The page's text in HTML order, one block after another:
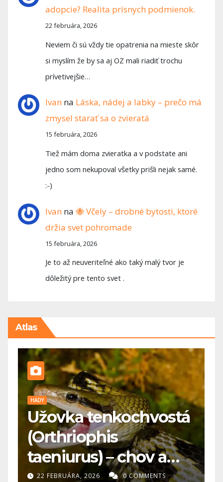
adopcie? Realita prísnych podmienok.
22 februára, 2026
Neviem či sú vždy tie opatrenia na mieste skôr
si myslím že by sa aj OZ mali riadiť trochu
prívetivejšie…
Ivan na Láska, nádej a labky – prečo má
zmysel starať sa o zvieratá
15 februára, 2026
Tiež mám doma zvieratka a v podstate ani
jedno som nekupoval všetky prišli nejak samé.
:-)
Ivan na🐝 Včely – drobné bytosti, ktoré
držia svet pohromade
15 februára, 2026
Je to až neuveriteľné ako taký malý tvor je
dôležitý pre tento svet .
Atlas
PES
🐕 Maďarská vyžla: pre
koho je vhodná a čo
potrebuje?
20 FEBRUÁRA, 2026 0 COMMENTS